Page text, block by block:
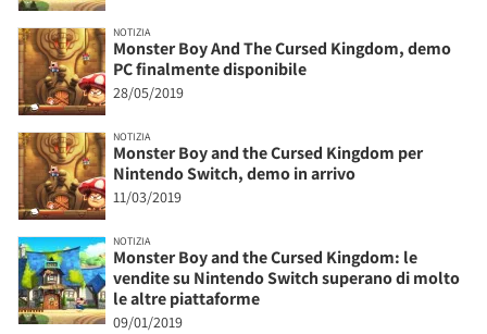
NOTIZIA
Monster Boy And The Cursed Kingdom, demo
PC finalmente disponibile
28/05/2019
NOTIZIA
Monster Boy and the Cursed Kingdom per
Nintendo Switch, demo in arrivo
11/03/2019
NOTIZIA
Monster Boy and the Cursed Kingdom: le
vendite su Nintendo Switch superano di molto
le altre piattaforme
09/01/2019